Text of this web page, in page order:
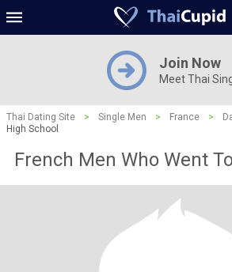
Join Now
Meet Thai
Thai Dating Site > Single Men > France >
High School
French Men Who Went